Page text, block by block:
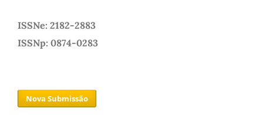
ISSNe: 2182-2883
ISSNp: 0874-0283
Nova Submissão